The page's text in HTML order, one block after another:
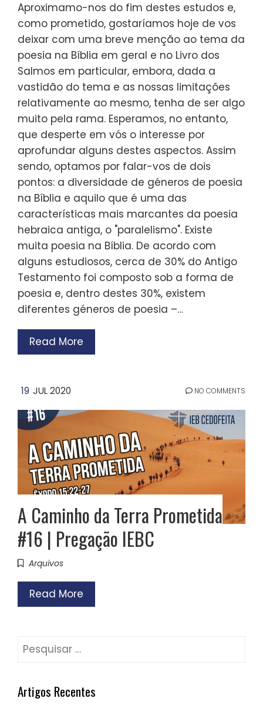
Aproximamo-nos do fim destes estudos e,
como prometido, gostaríamos hoje de vos
deixar com uma breve menção ao tema da
poesia na Bíblia em geral e no Livro dos
Salmos em particular, embora, dada a
vastidão do tema e as nossas limitações
relativamente ao mesmo, tenha de ser algo
muito pela rama. Esperamos, no entanto,
que desperte em vós o interesse por
aprofundar alguns destes aspectos. Assim
sendo, optamos por falar-vos de dois
pontos: a diversidade de géneros de poesia
na Bíblia e aquilo que é uma das
características mais marcantes da poesia
hebraica antiga, o "paralelismo". Existe
muita poesia na Bíblia. De acordo com
alguns estudiosos, cerca de 30% do Antigo
Testamento foi composto sob a forma de
poesia e, dentro destes 30%, existem
diferentes géneros de poesia –…
Read More
19 JUL 2020 NO COMMENTS
A Caminho da Terra Prometida
#16 | Pregação IEBC
Arquivos
Read More
Pesquisar
Artigos Recentes